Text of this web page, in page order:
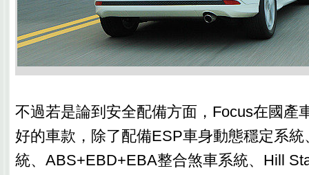
不過若是論到安全配備方面，Focus在國產
好的車款，除了配備ESP車身動態穩定系
統、ABS+EBD+EBA整合煞車系統、Hill